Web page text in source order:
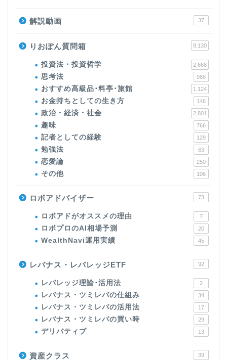
解説動画 37
りおぽん質問箱 8,130
投資法・投資哲学 2,668
思考法 968
おすすめ高級品･料亭･旅館 1,124
お金持ちとしての生き方 146
政治・経済・社会 2,801
趣味 766
記者としての経験 129
勉強法 63
恋愛論 250
その他 106
ロボアドバイザー 73
ロボアドがオススメの理由 7
ロボプロのAI相場予測 20
WealthNavi運用実績 45
レバナス・レバレッジETF 92
レバレッジ理論･活用法 2
レバナス・ツミレバの仕組み 34
レバナス・ツミレバの活用法 17
レバナス・ツミレバの買い時 29
デリバティブ 13
資産クラス 39